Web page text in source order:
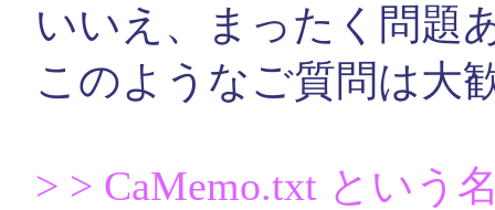
いいえ、まったく問題
このようなご質問は大
> > CaMemo.txt という